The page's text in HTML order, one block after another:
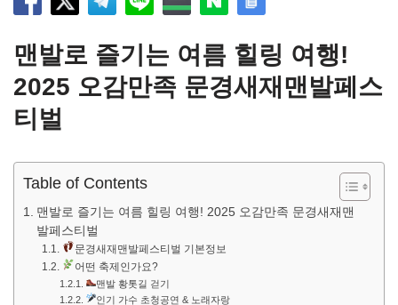
맨발로 즐기는 여름 힐링 여행!
2025 오감만족 문경새재맨발페스
티벌
Table of Contents
맨발로 즐기는 여름 힐링 여행! 2025 오감만족 문경새재맨
발페스티벌
문경새재맨발페스티벌 기본정보
어떤 축제인가요?
맨발 황톳길 걷기
인기 가수 초청공연 & 노래자랑